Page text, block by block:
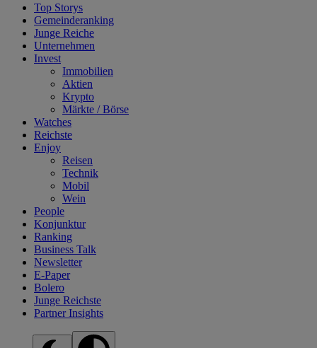
Top Storys
Gemeinderanking
Junge Reiche
Unternehmen
Invest
Immobilien
Aktien
Krypto
Märkte / Börse
Watches
Reichste
Enjoy
Reisen
Technik
Mobil
Wein
People
Konjunktur
Ranking
Business Talk
Newsletter
E-Paper
Bolero
Junge Reichste
Partner Insights